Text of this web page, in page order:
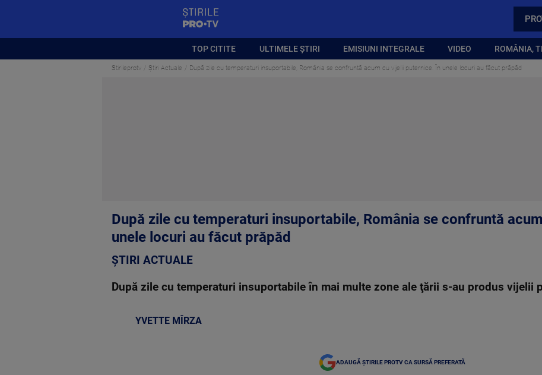
TOP CITITE ULTIMELE ȘTIRI EMISIUNI INTEGRALE VIDEO ROMÂNIA,
Stirileprotv Știri Actuale După zile cu temperaturi insuportabile, România se confruntă acum cu vijelii puternice. În unele locuri au făcut prăpăd
După zile cu temperaturi insuportabile, România se confruntă
unele locuri au făcut prăpăd
ȘTIRI ACTUALE
După zile cu temperaturi insuportabile în mai multe zone ale ţării s-au produs vijelii
YVETTE MÎRZA
ADAUGĂ ȘTIRILE PROTV CA SURSĂ PREFERATĂ